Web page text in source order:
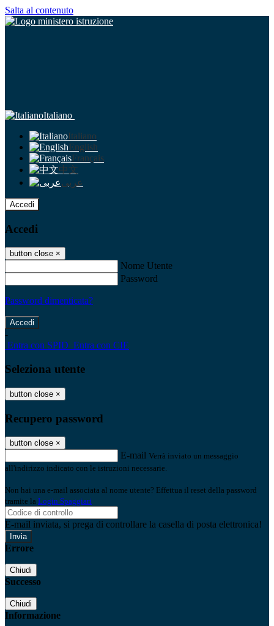
Salta al contenuto
Italiano
Italiano
English
Français
中文
عربى
Accedi
Accedi
button close ×
Nome Utente
Password
Password dimenticata?
-
Entra con SPID Entra con CIE
Seleziona utente
button close ×
Recupero password
button close ×
E-mail Verrà inviato un messaggio
all'indirizzo indicato con le istruzioni necessarie.
Non hai una e-mail associata al nome utente? Effettua il reset della password
tramite la Login Spaggiari
E-mail inviata, si prega di controllare la casella di posta elettronica!
Errore
Chiudi
Successo
Chiudi
Informazione